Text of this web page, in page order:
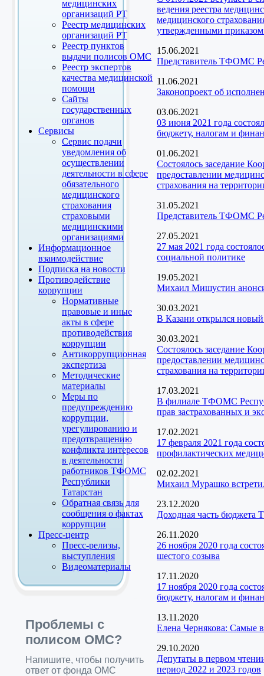
медицинских
организаций РТ
Реестр медицинских
организаций РТ
Реестр пунктов
выдачи полисов ОМС
Реестр экспертов
качества медицинской
помощи
Сайты
государственных
органов
Сервисы
Сервис подачи
уведомления об
осуществлении
деятельности в сфере
обязательного
медицинского
страхования
страховыми
медицинскими
организациями
Информационное
взаимодействие
Подписка на новости
Противодействие
коррупции
Нормативные
правовые и иные
акты в сфере
противодействия
коррупции
Антикоррупционная
экспертиза
Методические
материалы
Меры по
предупреждению
коррупции,
урегулированию и
предотвращению
конфликта интересов
в деятельности
работников ТФОМС
Республики
Татарстан
Обратная связь для
сообщения о фактах
коррупции
Пресс-центр
Пресс-релизы,
выступления
Видеоматериалы
Проблемы с
полисом ОМС?
Напишите, чтобы получить
ответ от фонда ОМС
ведения реестра
медицинского
утвержденными
15.06.2021
Представитель ТФОМС
11.06.2021
Законопроект об
03.06.2021
03 июня 2021 года
бюджету, налогам и
01.06.2021
Состоялось заседание
предоставлении
страхования на
31.05.2021
Представитель ТФОМС
27.05.2021
27 мая 2021 года
социальной политике
19.05.2021
Михаил Мишустин
30.03.2021
В Казани открылся
30.03.2021
Состоялось заседание
предоставлении
страхования на
17.03.2021
В филиале ТФОМС
прав застрахованных и
17.02.2021
17 февраля 2021 года
профилактических
02.02.2021
Михаил Мурашко
23.12.2020
Доходная часть
26.11.2020
26 ноября 2020 года
шестого созыва
17.11.2020
17 ноября 2020 года
бюджету, налогам и
13.11.2020
Елена Чернякова: Самые
29.10.2020
Депутаты в первом
период 2022 и 2023 годов